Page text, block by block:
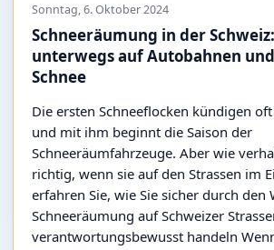
Sonntag, 6. Oktober 2024
Schneeräumung in der
unterwegs auf Autobahnen
Schnee
Die ersten Schneeflocken kündigen
und mit ihm beginnt die Saison der
Schneeräumfahrzeuge. Aber wie
richtig, wenn sie auf den Strassen im
erfahren Sie, wie Sie sicher durch den
Schneeräumung auf Schweizer
verantwortungsbewusst handeln